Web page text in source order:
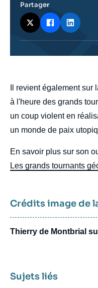
body
Il revient également
à l'heure des grands
un coup violent en
un monde de paix
En savoir plus sur son
Les grands tournants
Partager
Crédits image de
Thierry de Montbrial
Sujets liés